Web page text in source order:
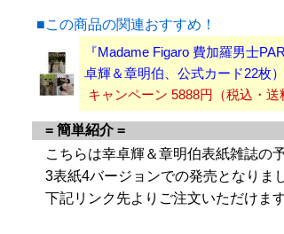
■この商品の関連おすすめ！
『Madame Figaro 費加羅男士
卓輝＆章明伯、公式カード22枚）
キャンペーン 5888円（税込・送
= 簡単紹介 =
こちらは幸卓輝＆章明伯表紙雑誌の
3表紙4バージョンでの発売となりま
下記リンク先よりご注文いただけます